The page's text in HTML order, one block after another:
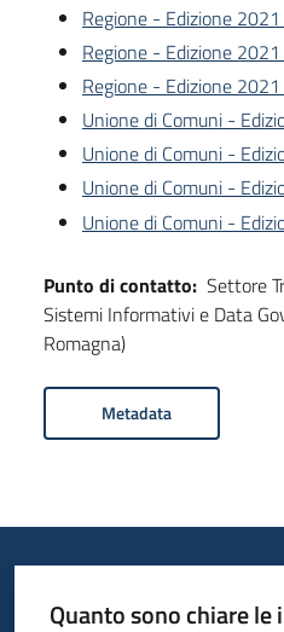
Regione - Edizione
Regione - Edizione
Regione - Edizione
Unione di Comuni -
Unione di Comuni -
Unione di Comuni -
Unione di Comuni -
Punto di contatto: Settore
Sistemi Informativi e Data
Romagna)
Metadata
Quanto sono chiare